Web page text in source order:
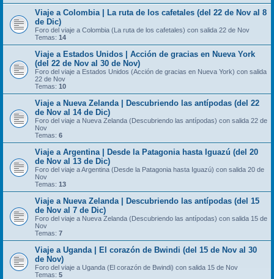
Viaje a Colombia | La ruta de los cafetales (del 22 de Nov al 8
de Dic)
Foro del viaje a Colombia (La ruta de los cafetales) con salida 22 de Nov
Temas: 14
Viaje a Estados Unidos | Acción de gracias en Nueva York
(del 22 de Nov al 30 de Nov)
Foro del viaje a Estados Unidos (Acción de gracias en Nueva York) con salida
22 de Nov
Temas: 10
Viaje a Nueva Zelanda | Descubriendo las antípodas (del 22
de Nov al 14 de Dic)
Foro del viaje a Nueva Zelanda (Descubriendo las antípodas) con salida 22 de
Nov
Temas: 6
Viaje a Argentina | Desde la Patagonia hasta Iguazú (del 20
de Nov al 13 de Dic)
Foro del viaje a Argentina (Desde la Patagonia hasta Iguazú) con salida 20 de
Nov
Temas: 13
Viaje a Nueva Zelanda | Descubriendo las antípodas (del 15
de Nov al 7 de Dic)
Foro del viaje a Nueva Zelanda (Descubriendo las antípodas) con salida 15 de
Nov
Temas: 7
Viaje a Uganda | El corazón de Bwindi (del 15 de Nov al 30
de Nov)
Foro del viaje a Uganda (El corazón de Bwindi) con salida 15 de Nov
Temas: 5